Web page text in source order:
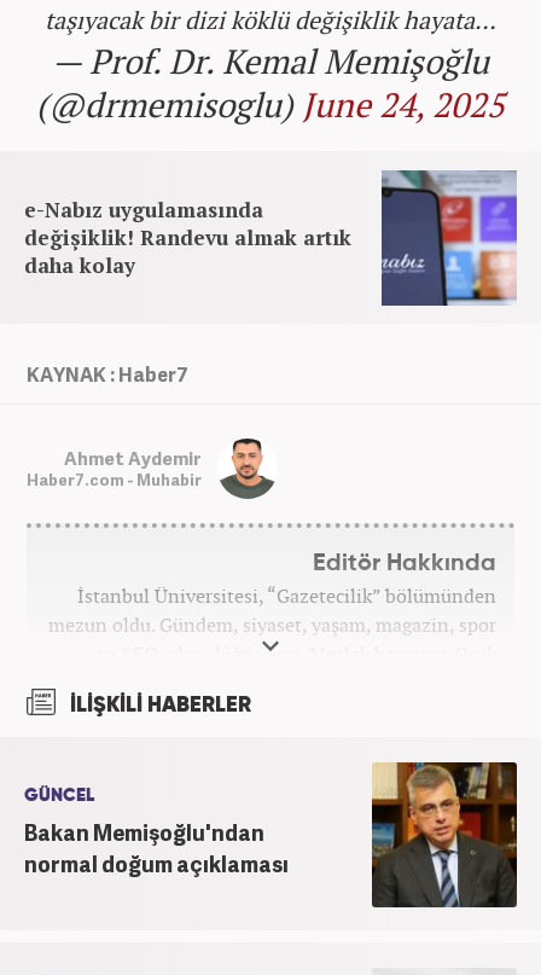
taşıyacak bir dizi köklü değişiklik hayata…
— Prof. Dr. Kemal Memişoğlu
(@drmemisoglu) June 24, 2025
e-Nabız uygulamasında
değişiklik! Randevu almak artık
daha kolay
KAYNAK : Haber7
Ahmet Aydemir
Haber7.com - Muhabir
Editör Hakkında
İstanbul Üniversitesi, “Gazetecilik” bölümünden
mezun oldu. Gündem, siyaset, yaşam, magazin, spor
ve SEO editörlüğü yaptı. Meslek hayatına Ocak
İLİŞKİLİ HABERLER
GÜNCEL
Bakan Memişoğlu'ndan
normal doğum açıklaması